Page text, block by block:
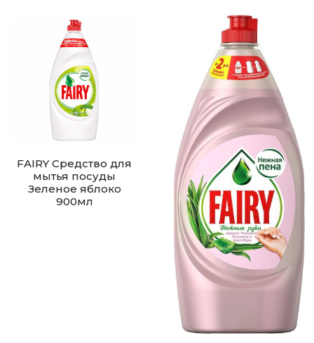
FAIRY Средство для
мытья посуды
Зеленое яблоко
900мл